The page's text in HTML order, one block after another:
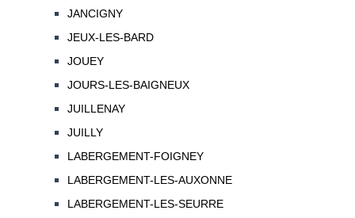
JANCIGNY
JEUX-LES-BARD
JOUEY
JOURS-LES-BAIGNEUX
JUILLENAY
JUILLY
LABERGEMENT-FOIGNEY
LABERGEMENT-LES-AUXONNE
LABERGEMENT-LES-SEURRE